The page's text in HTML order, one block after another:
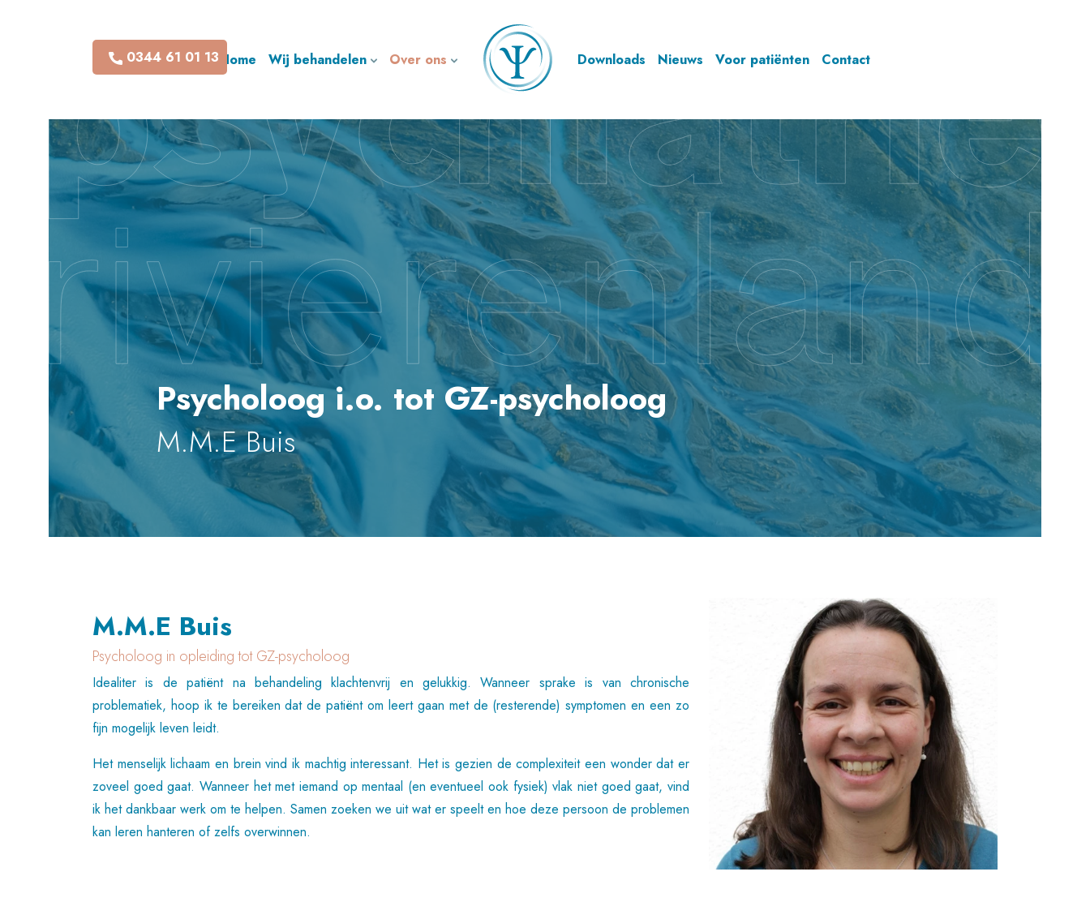
0344 61 01 13 Home Wij behandelen Over ons Downloads Nieuws Voor patiënten Contact
Psycholoog i.o. tot GZ-psycholoog
M.M.E Buis
M.M.E Buis
Psycholoog in opleiding tot GZ-psycholoog
Idealiter is de patiënt na behandeling klachtenvrij en gelukkig. Wanneer sprake is van chronische
problematiek, hoop ik te bereiken dat de patiënt om leert gaan met de (resterende) symptomen en een zo
fijn mogelijk leven leidt.
Het menselijk lichaam en brein vind ik machtig interessant. Het is gezien de complexiteit een wonder dat er
zoveel goed gaat. Wanneer het met iemand op mentaal (en eventueel ook fysiek) vlak niet goed gaat, vind
ik het dankbaar werk om te helpen. Samen zoeken we uit wat er speelt en hoe deze persoon de problemen
kan leren hanteren of zelfs overwinnen.